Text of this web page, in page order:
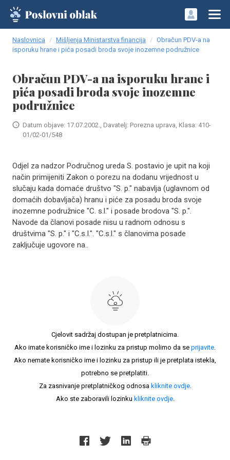
Naslovnica Mišljenja Ministarstva financija
Obračun PDV-a na
isporuku hrane i pića posadi broda svoje inozemne podružnice
Obračun PDV-a na isporuku hrane i
pića posadi broda svoje inozemne
podružnice
Datum objave: 17.07.2002., Davatelj: Porezna uprava, Klasa: 410-
01/02-01/548
Odjel za nadzor Područnog ureda S. postavio je upit na koji
način primijeniti Zakon o porezu na dodanu vrijednost u
slučaju kada domaće društvo "S. p." nabavlja (uglavnom od
domaćih dobavljača) hranu i piće za posadu broda svoje
inozemne podružnice "C. s.l." i posade brodova "S. p.".
Navode da članovi posade nisu u radnom odnosu s
društvima "S. p." i "C.s.I.". "C.s.l." s članovima posade
zaključuje ugovore na..
Cjelovit sadržaj dostupan je pretplatnicima.
Ako imate korisničko ime i lozinku za pristup molimo da se prijavite.
Ako nemate korisničko ime i lozinku za pristup ili je pretplata istekla,
potrebno se pretplatiti.
Za zasnivanje pretplatničkog odnosa kliknite ovdje.
Ako ste zaboravili lozinku kliknite ovdje.